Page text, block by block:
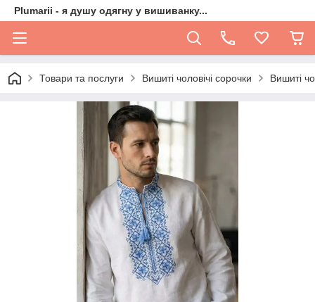
Plumarii - я душу одягну у вишиванку...
Товари та послуги Вишиті чоловічі сорочки Вишиті